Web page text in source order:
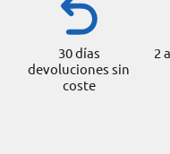
30 días
devoluciones sin
coste
2